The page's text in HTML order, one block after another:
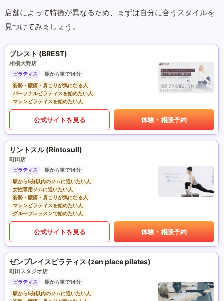
店舗によって特徴が異なるため、まずは自分に合うスタイルを
見つけてみましょう。
ブレスト (BREST)
相模大野店
ピラティス
駅から車で14分
姿勢・腰痛・肩こりが気になる人
パーソナルピラティスを始めたい人
マシンピラティスを始めたい人
公式サイトを見る 体験・相談予約
リントスル (Rintosull)
町田店
ピラティス
駅から車で14分
駅から5分以内のジムに通いたい人
女性専用ジムに通いたい人
姿勢・腰痛・肩こりが気になる人
マシンピラティスを始めたい人
グループレッスンで始めたい人
公式サイトを見る 体験・相談予約
ゼンプレイスピラティス (zen place pilates)
町田スタジオ店
ピラティス
駅から車で14分
駅から5分以内のジムに通いたい人